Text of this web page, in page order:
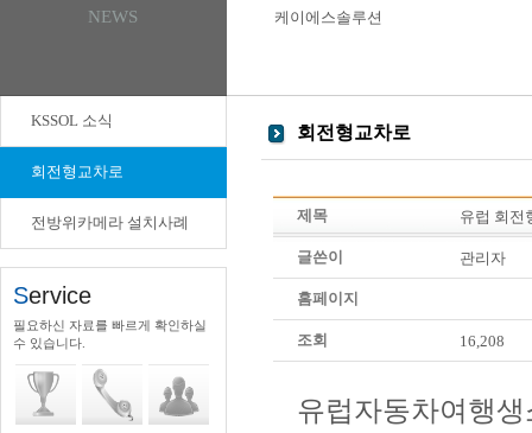
NEWS 케이에스솔루션
KSSOL 소식
회전형교차로
전방위카메라 설치사례
Service
필요하신 자료를 빠르게 확인하실
수 있습니다.
회전형교차로
제목 유럽 회전
글쓴이 관리자
홈페이지
조회 16,208
유럽자동차여행